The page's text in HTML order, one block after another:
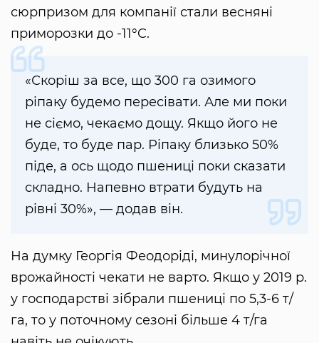
сюрпризом для компанії стали весняні
приморозки до -11°C.
«Скоріш за все, що 300 га озимого
ріпаку будемо пересівати. Але ми поки
не сіємо, чекаємо дощу. Якщо його не
буде, то буде пар. Ріпаку близько 50%
піде, а ось щодо пшениці поки сказати
складно. Напевно втрати будуть на
рівні 30%», — додав він.
На думку Георгія Феодоріді, минулорічної
врожайності чекати не варто. Якщо у 2019 р.
у господарстві зібрали пшениці по 5,3-6 т/
га, то у поточному сезоні більше 4 т/га